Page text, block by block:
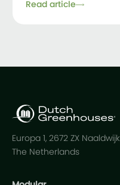
Read article
Europa 1, 2672 ZX Naaldwijk
The Netherlands